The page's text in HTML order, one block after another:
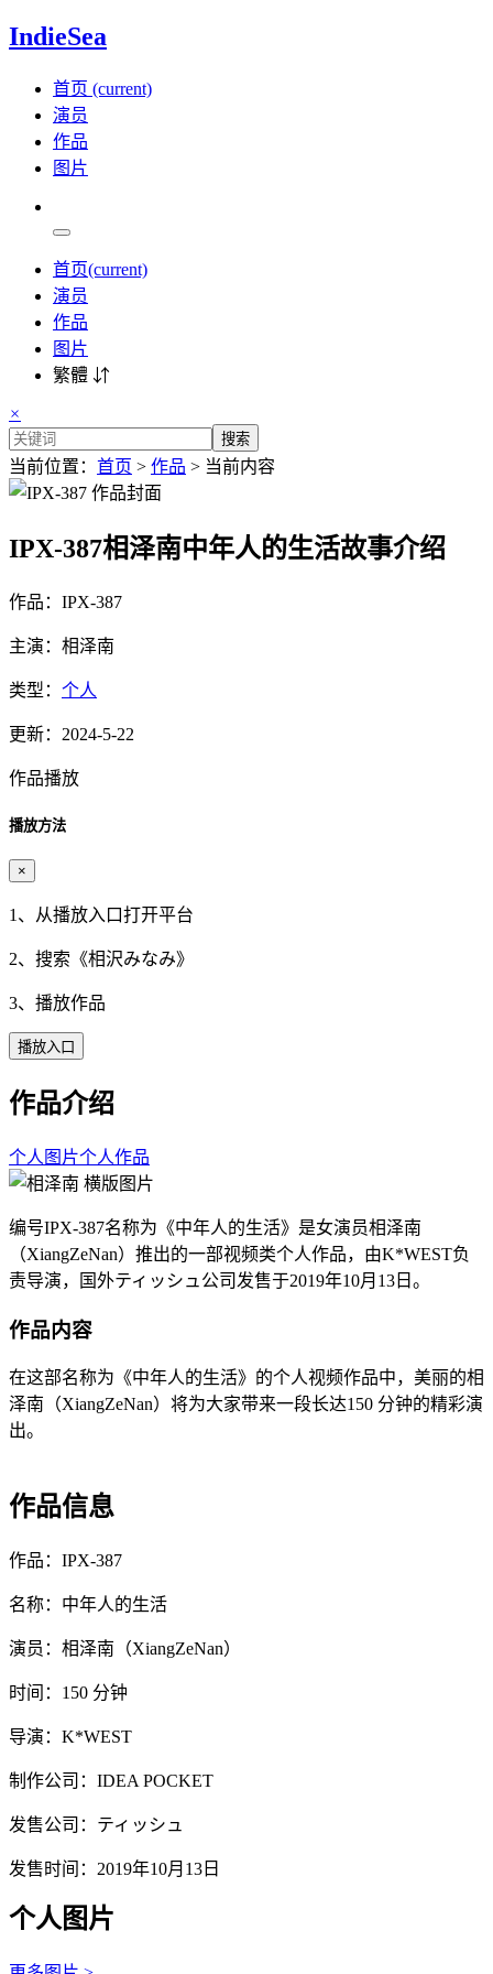
IndieSea
首页 (current)
演员
作品
图片
首页(current)
演员
作品
图片
繁體 ⇵
×
搜索
当前位置： 首页 > 作品 > 当前内容
IPX-387相泽南中年人的生活故事介绍
作品：IPX-387
主演：相泽南
类型： 个人
更新：2024-5-22
作品播放
播放方法
×
1、从播放入口打开平台
2、搜索《相沢みなみ》
3、播放作品
播放入口
作品介绍
个人图片个人作品
编号IPX-387名称为《中年人的生活》是女演员相泽南
（XiangZeNan）推出的一部视频类个人作品，由K*WEST负
责导演，国外ティッシュ公司发售于2019年10月13日。
作品内容
在这部名称为《中年人的生活》的个人视频作品中，美丽的相
泽南（XiangZeNan）将为大家带来一段长达150 分钟的精彩演
出。
作品信息
作品：IPX-387
名称：中年人的生活
演员：相泽南（XiangZeNan）
时间：150 分钟
导演：K*WEST
制作公司：IDEA POCKET
发售公司：ティッシュ
发售时间：2019年10月13日
个人图片